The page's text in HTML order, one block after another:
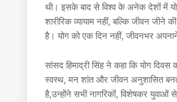
थी। इसके बाद से विश्व के अनेक देशों में
शारीरिक व्यायाम नहीं, बल्कि जीवन जीने
है। योग को एक दिन नहीं, जीवनभर
सांसद हिमाद्री सिंह ने कहा कि योग
स्वस्थ, मन शांत और जीवन अनुशासित
है,उन्होंने सभी नागरिकों, विशेषकर